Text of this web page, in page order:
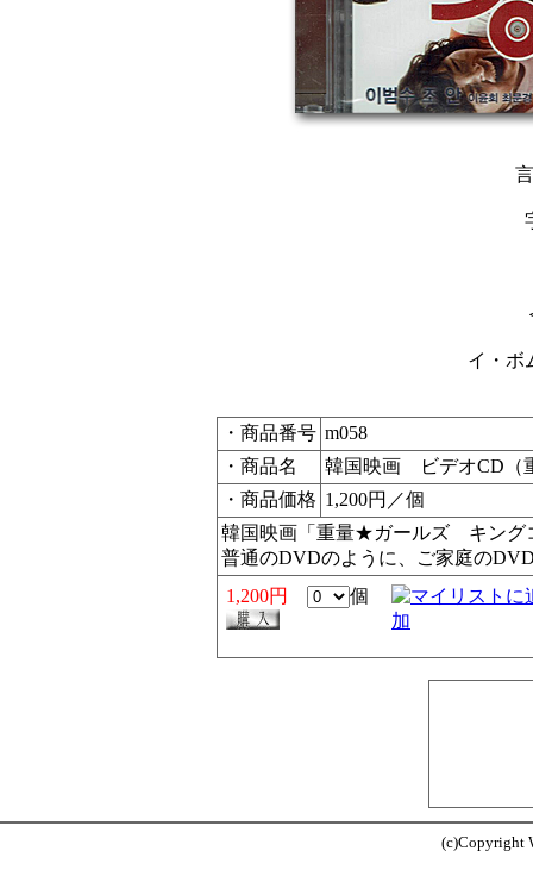
イ・
・商品番号 m058
・商品名
韓国映画 ビデオCD（
・商品価格 1,200円／個
韓国映画「重量★ガールズ キング
普通のDVDのように、ご家庭の
1,200円
個
(c)Copyright